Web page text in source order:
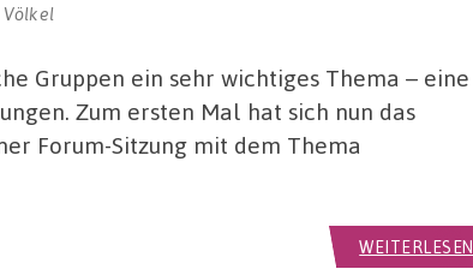
Völkel
Gruppen ein sehr wichtiges Thema – eine
Zum ersten Mal hat sich nun das
Forum-Sitzung mit dem Thema
WEITERLESEN